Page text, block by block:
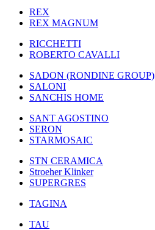
REX
REX MAGNUM
RICCHETTI
ROBERTO CAVALLI
SADON (RONDINE GROUP)
SALONI
SANCHIS HOME
SANT AGOSTINO
SERON
STARMOSAIC
STN CERAMICA
Stroeher Klinker
SUPERGRES
TAGINA
TAU